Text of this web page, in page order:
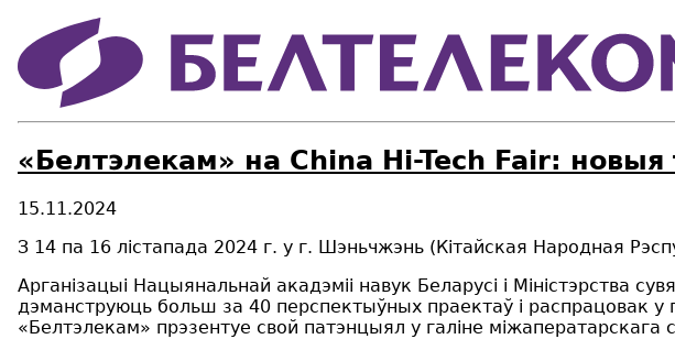
«Белтэлекам» на China Hi-Tech Fair: новыя
15.11.2024
З 14 па 16 лістапада 2024 г. у г. Шэньчжэнь (Кітайская Народная
Арганізацыі Нацыянальнай акадэміі навук Беларусі і Міністэрства
дэманструюць больш за 40 перспектыўных праектаў і распрацовак у
«Белтэлекам» прэзентуе свой патэнцыял у галіне міжаператарскага